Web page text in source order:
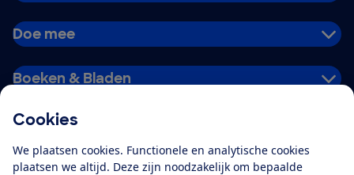
Cookies
We plaatsen cookies. Functionele en analytische cookies
plaatsen we altijd. Deze zijn noodzakelijk om bepaalde
Doe mee
Boeken & Bladen